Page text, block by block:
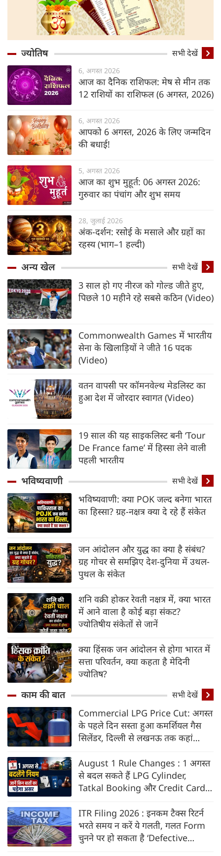
ज्योतिष सभी देखें
6, अगस्त 2026
आज का दैनिक राशिफल: मेष से मीन तक
12 राशियों का राशिफल (6 अगस्‍त, 2026)
6, अगस्त 2026
आपको 6 अगस्त, 2026 के लिए जन्मदिन
की बधाई!
5, अगस्त 2026
आज का शुभ मुहूर्त: 06 अगस्‍त 2026:
गुरुवार का पंचांग और शुभ समय
28, जुलाई 2026
अंक-दर्शन: रसोई के मसाले और ग्रहों का
रहस्य (भाग–1 हल्दी)
अन्य खेल सभी देखें
3 साल हो गए नीरज को गोल्ड जीते हुए,
पिछले 10 महीने रहे सबसे कठिन (Video)
Commonwealth Games में भारतीय
सेना के खिलाड़ियों ने जीते 16 पदक
(Video)
वतन वापसी पर कॉमनवेल्थ मेडलिस्ट का
हुआ देश में जोरदार स्वागत (Video)
19 साल की यह साइकलिस्ट बनी ‘Tour
De France fame’ में हिस्सा लेने वाली
पहली भारतीय
भविष्यवाणी सभी देखें
भविष्यवाणी: क्या POK जल्द बनेगा भारत
का हिस्सा? ग्रह-नक्षत्र क्या दे रहे हैं संकेत
जन आंदोलन और युद्ध का क्या है संबंध?
ग्रह गोचर से समझिए देश-दुनिया में उथल-
पुथल के संकेत
शनि वक्री होकर रेवती नक्षत्र में, क्या भारत
में आने वाला है कोई बड़ा संकट?
ज्योतिषीय संकेतों से जानें
क्या हिंसक जन आंदोलन से होगा भारत में
सत्ता परिवर्तन, क्या कहता है मेदिनी
ज्योतिष?
काम की बात सभी देखें
Commercial LPG Price Cut: अगस्त
के पहले दिन सस्ता हुआ कमर्शियल गैस
सिलेंडर, दिल्ली से लखनऊ तक कहां
August 1 Rule Changes : 1 अगस्त
से बदल सकते हैं LPG Cylinder,
Tatkal Booking और Credit Card
ITR Filing 2026 : इनकम टैक्स रिटर्न
भरते समय न करें ये गलती, गलत Form
चुनने पर हो सकता है ‘Defective